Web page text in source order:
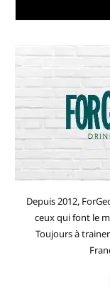
Depuis 2012,
ceux qui font le
Toujours à